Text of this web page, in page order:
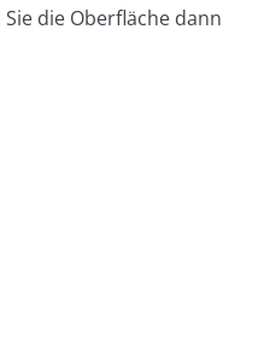
die Oberfläche dann